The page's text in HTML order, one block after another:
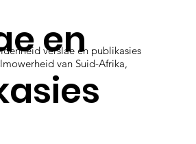
en
verslae en publikasies
van Suid-Afrika,